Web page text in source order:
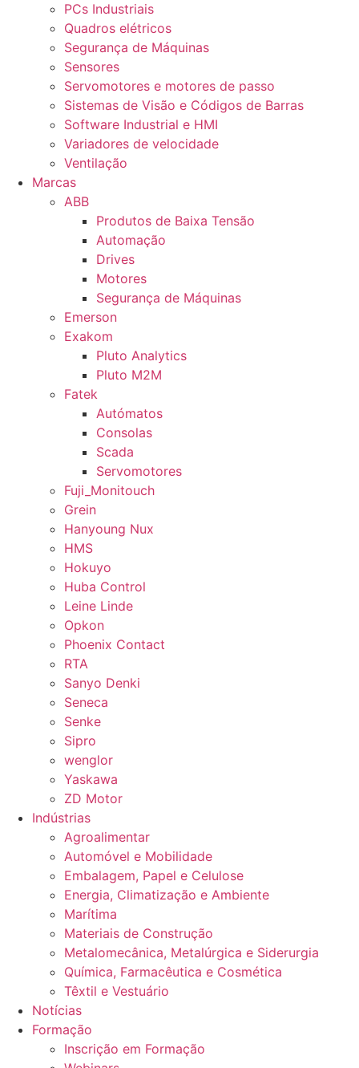
PCs Industriais
Quadros elétricos
Segurança de Máquinas
Sensores
Servomotores e motores de passo
Sistemas de Visão e Códigos de Barras
Software Industrial e HMI
Variadores de velocidade
Ventilação
Marcas
ABB
Produtos de Baixa Tensão
Automação
Drives
Motores
Segurança de Máquinas
Emerson
Exakom
Pluto Analytics
Pluto M2M
Fatek
Autómatos
Consolas
Scada
Servomotores
Fuji_Monitouch
Grein
Hanyoung Nux
HMS
Hokuyo
Huba Control
Leine Linde
Opkon
Phoenix Contact
RTA
Sanyo Denki
Seneca
Senke
Sipro
wenglor
Yaskawa
ZD Motor
Indústrias
Agroalimentar
Automóvel e Mobilidade
Embalagem, Papel e Celulose
Energia, Climatização e Ambiente
Marítima
Materiais de Construção
Metalomecânica, Metalúrgica e Siderurgia
Química, Farmacêutica e Cosmética
Têxtil e Vestuário
Notícias
Formação
Inscrição em Formação